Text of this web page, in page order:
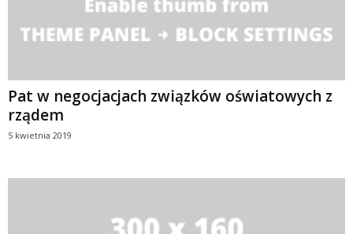
Pat w negocjacjach związków oświatowych z
rządem
5 kwietnia 2019